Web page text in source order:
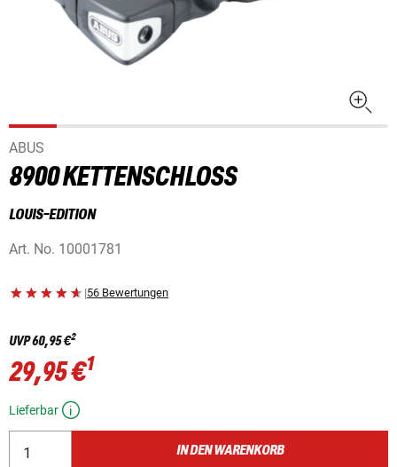
ABUS
8900 KETTENSCHLOSS
LOUIS-EDITION
Art. No. 10001781
|56 Bewertungen
UVP60,95 €2
29,95 €1
Lieferbar
IN DEN WARENKORB